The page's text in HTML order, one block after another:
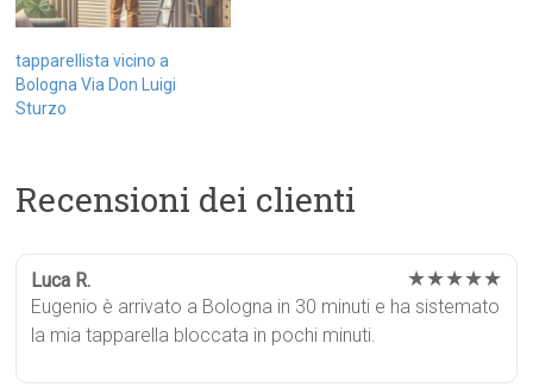
tapparellista vicino a
Bologna Via Don Luigi
Sturzo
Recensioni dei clienti
Luca R. ★★★★★
Eugenio è arrivato a Bologna in 30 minuti e ha sistemato
la mia tapparella bloccata in pochi minuti.